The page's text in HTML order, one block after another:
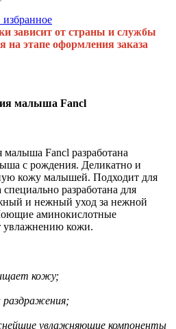
зависит от страны и службы
на этапе оформления заказа
малыша Fancl
малыша Fancl разработана
с рождения. Деликатно и
кожу малышей. Подходит для
разработана для
и нежный уход за нежной
аминокислотные
увлажнению кожи.
кожу;
раздражения;
увлажняющие компоненты